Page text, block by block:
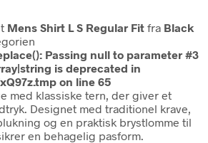
Mens Shirt L S Regular Fit fra Black
Passing null to parameter #3
is deprecated in
on line 65
med klassiske tern, der giver et
Designet med traditionel krave,
og en praktisk brystlomme til
en behagelig pasform.